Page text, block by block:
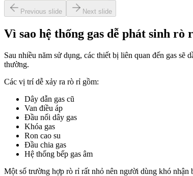
Previous slide Next slide
Vì sao hệ thống gas dễ phát sinh rò
Sau nhiều năm sử dụng, các thiết bị liên quan đến gas
thường.
Các vị trí dễ xảy ra rò rỉ gồm:
Dây dẫn gas cũ
Van điều áp
Đầu nối dây gas
Khóa gas
Ron cao su
Đầu chia gas
Hệ thống bếp gas âm
Một số trường hợp rò rỉ rất nhỏ nên người dùng khó nhận